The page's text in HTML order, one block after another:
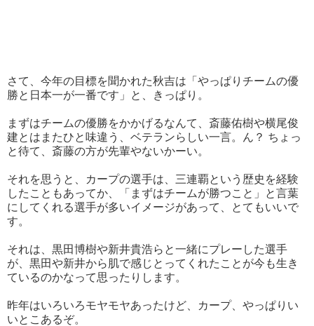
さて、今年の目標を聞かれた秋吉は「やっぱりチームの優
勝と日本一が一番です」と、きっぱり。
まずはチームの優勝をかかげるなんて、斎藤佑樹や横尾俊
建とはまたひと味違う、ベテランらしい一言。ん？ ちょっ
と待て、斎藤の方が先輩やないかーい。
それを思うと、カープの選手は、三連覇という歴史を経験
したこともあってか、「まずはチームが勝つこと」と言葉
にしてくれる選手が多いイメージがあって、とてもいいで
す。
それは、黒田博樹や新井貴浩らと一緒にプレーした選手
が、黒田や新井から肌で感じとってくれたことが今も生き
ているのかなって思ったりします。
昨年はいろいろモヤモヤあったけど、カープ、やっぱりい
いとこあるぞ。